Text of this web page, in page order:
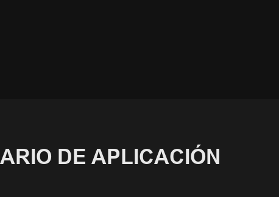
DE APLICACIÓN